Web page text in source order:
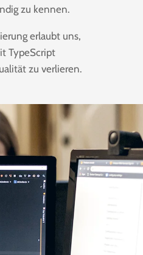
zu kennen.
erlaubt uns,
TypeScript
zu verlieren.